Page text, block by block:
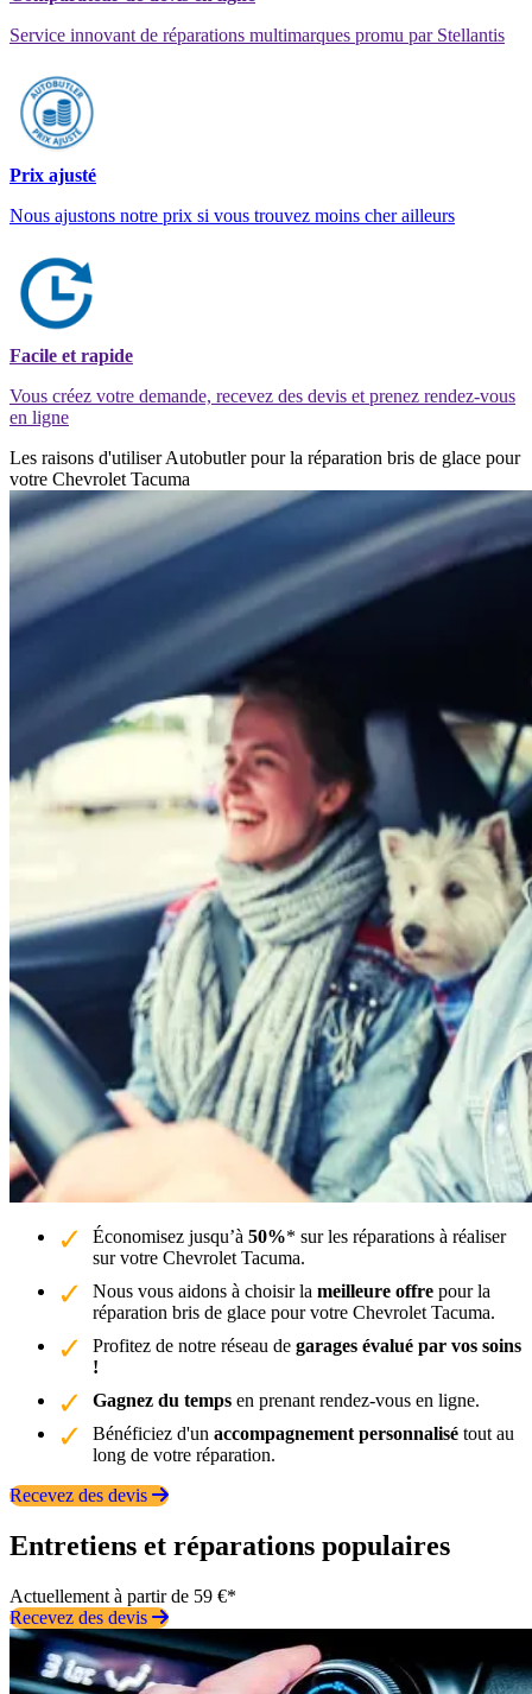
Service innovant de réparations multimarques promu par Stellantis
Prix ajusté
Nous ajustons notre prix si vous trouvez moins cher ailleurs
Facile et rapide
Vous créez votre demande, recevez des devis et prenez rendez-vous
en ligne
Les raisons d'utiliser Autobutler pour la réparation bris de glace pour
votre Chevrolet Tacuma
Économisez jusqu’à 50%* sur les réparations à réaliser
sur votre Chevrolet Tacuma.
Nous vous aidons à choisir la meilleure offre pour la
réparation bris de glace pour votre Chevrolet Tacuma.
Profitez de notre réseau de garages évalué par vos soins
!
Gagnez du temps en prenant rendez-vous en ligne.
Bénéficiez d'un accompagnement personnalisé tout au
long de votre réparation.
Recevez des devis
Entretiens et réparations populaires
Actuellement à partir de 59 €*
Recevez des devis